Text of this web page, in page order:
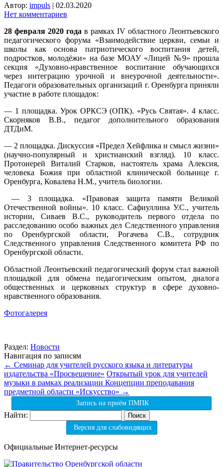
Автор: impuls | 02.03.2020
Нет комментариев
28 февраля 2020 года в рамках IV областного Леонтьевского
педагогического форума «Взаимодействие церкви, семьи и
школы как основа патриотического воспитания детей,
подростков, молодёжи» на базе МОАУ «Лицей №9» прошла
секция «Духовно-нравственное воспитание обучающихся
через интеграцию урочной и внеурочной деятельности».
Педагоги образовательных организаций г. Оренбурга приняли
участие в работе площадок:
— 1 площадка. Урок ОРКСЭ (ОПК). «Русь Святая». 4 класс.
Скорняков В.В., педагог дополнительного образования
ДТДиМ.
— 2 площадка. Дискуссия «Предел Хейфлика и смысл жизни»
(научно-популярный и христианский взгляд). 10 класс.
Протоиерей Виталий Старков, настоятель храма Алексия,
человека Божия при областной клинической больнице г.
Оренбурга, Ковалева Н.М., учитель биологии.
— 3 площадка. «Правовая защита памяти Великой
Отечественной войны». 10 класс. Сафиуллина У.С., учитель
истории, Сиваев В.С., руководитель первого отдела по
расследованию особо важных дел Следственного управления
по Оренбургской области, Рогачева С.В., сотрудник
Следственного управления Следственного комитета РФ по
Оренбургской области.
Областной Леонтьевский педагогический форум стал важной
площадкой для обмена педагогическим опытом, диалога
общественных и церковных структур в сфере духовно-
нравственного образования.
Фотогалерея
Раздел: Новости
Навигация по записям
← Семинар для учителей русского языка и литературы
издательства «Просвещение» Открытый урок для учителей
музыки в рамках реализации Концепции преподавания
предметной области «Искусство» →
Запись на приём ПМПК
Найти:
Версия для слабовидящих
Официальные Интернет-ресурсы